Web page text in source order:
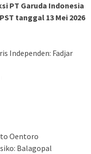
PT Garuda Indonesia
tanggal 13 Mei 2026
Independen: Fadjar
Oentoro
Balagopal